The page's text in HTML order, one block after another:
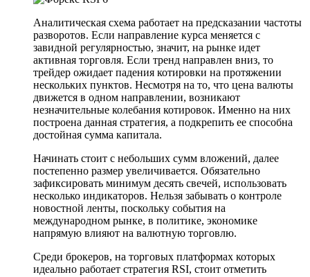
Аналитическая схема работает на предсказании частоты
разворотов. Если направление курса меняется с
завидной регулярностью, значит, на рынке идет
активная торговля. Если тренд направлен вниз, то
трейдер ожидает падения котировки на протяжении
нескольких пунктов. Несмотря на то, что цена валюты
движется в одном направлении, возникают
незначительные колебания котировок. Именно на них
построена данная стратегия, а подкрепить ее способна
достойная сумма капитала.
Начинать стоит с небольших сумм вложений, далее
постепенно размер увеличивается. Обязательно
зафиксировать минимум десять свечей, использовать
несколько индикаторов. Нельзя забывать о контроле
новостной ленты, поскольку события на
международном рынке, в политике, экономике
напрямую влияют на валютную торговлю.
Среди брокеров, на торговых платформах которых
идеально работает стратегия RSI, стоит отметить